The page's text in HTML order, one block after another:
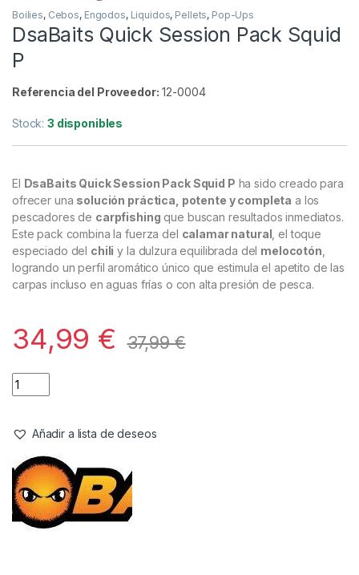
Boilies, Cebos, Engodos, Liquidos, Pellets, Pop-Ups
DsaBaits Quick Session Pack Squid
P
Referencia del Proveedor: 12-0004
Stock:3 disponibles
El DsaBaits Quick Session Pack Squid P ha sido creado para
ofrecer una solución práctica, potente y completa a los
pescadores de carpfishing que buscan resultados inmediatos.
Este pack combina la fuerza del calamar natural , el toque
especiado del chili y la dulzura equilibrada del melocotón,
logrando un perfil aromático único que estimula el apetito de las
carpas incluso en aguas frías o con alta presión de pesca.
34,99 € 37,99€
Añadir a lista de deseos